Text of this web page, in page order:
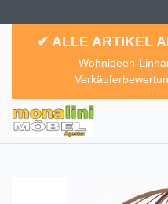
✔ ALLE ARTIKEL
Wohnideen-